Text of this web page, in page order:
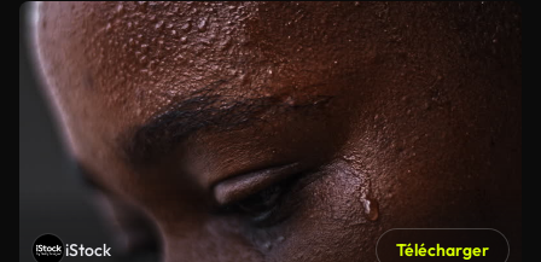
iStock Télécharger